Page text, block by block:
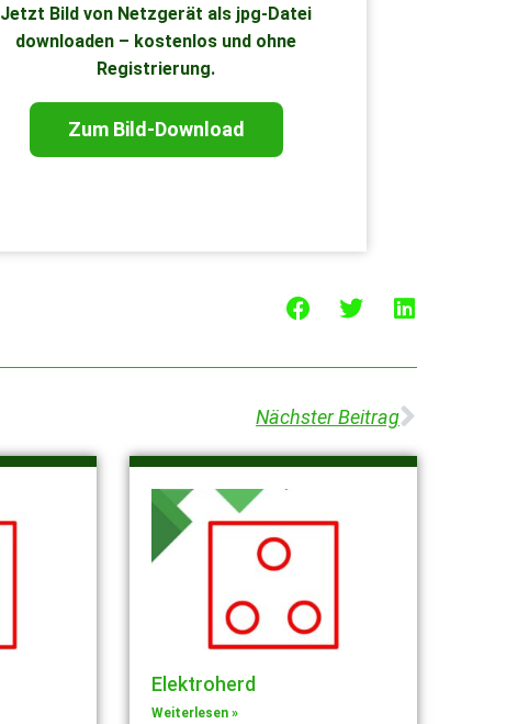
Jetzt Bild von Netzgerät als jpg-Datei
downloaden – kostenlos und ohne
Registrierung.
Zum Bild-Download
Nächster Beitrag
Elektroherd
Weiterlesen »